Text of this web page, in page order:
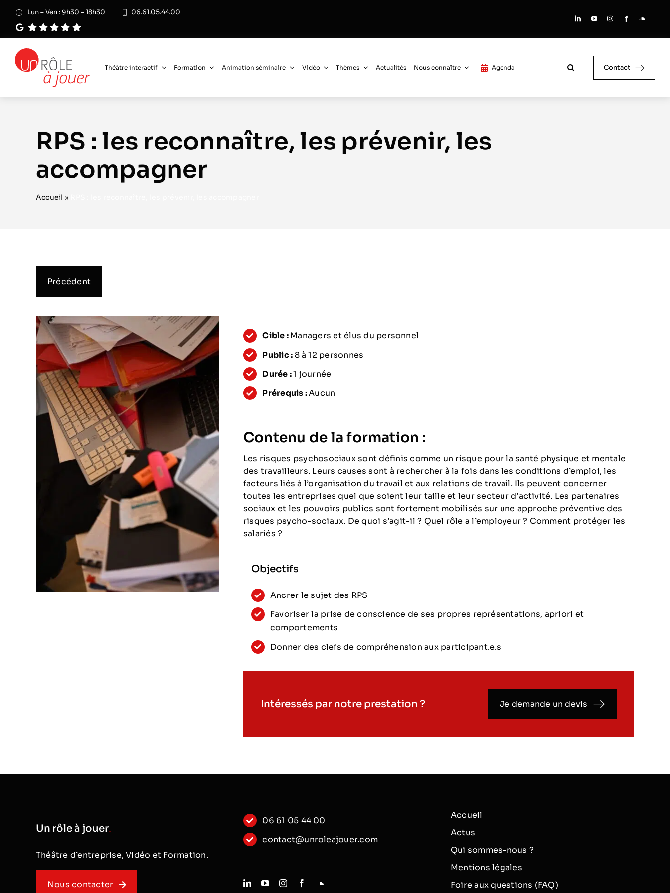
contenu
Lun – Ven : 9h30 – 18h30 06.61.05.44.00
Théâtre interactif Formation Animation séminaire Vidéo Thèmes Actualités Nous connaître Agenda Contact
RPS : les reconnaître, les prévenir, les
accompagner
Accueil »
Précédent
Cible :Managers et élus du personnel
Public :8 à 12 personnes
Durée :1 journée
Prérequis :Aucun
Contenu de la formation :
Les risques psychosociaux sont définis comme un risque pour la santé physique et mentale
des travailleurs. Leurs causes sont à rechercher à la fois dans les conditions d’emploi, les
facteurs liés à l’organisation du travail et aux relations de travail. Ils peuvent concerner
toutes les entreprises quel que soient leur taille et leur secteur d’activité. Les partenaires
sociaux et les pouvoirs publics sont fortement mobilisés sur une approche préventive des
risques psycho-sociaux. De quoi s’agit-il ? Quel rôle a l’employeur ? Comment protéger les
salariés ?
Objectifs
Ancrer le sujet des RPS
Favoriser la prise de conscience de ses propres représentations, apriori et
comportements
Donner des clefs de compréhension aux participant.e.s
Intéressés par notre prestation ? Je demande un devis
Un rôle à jouer.
Théâtre d’entreprise, Vidéo et Formation.
Nous contacter
06 61 05 44 00
contact@unroleajouer.com
Accueil
Actus
Qui sommes-nous ?
Mentions légales
Foire aux questions (FAQ)